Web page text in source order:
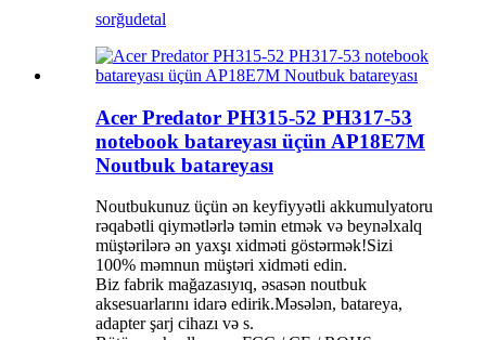
sorğudetal
Acer Predator PH315-52 PH317-53
notebook batareyası üçün AP18E7M
Noutbuk batareyası
Noutbukunuz üçün ən keyfiyyətli akkumulyatoru
rəqabətli qiymətlərlə təmin etmək və beynəlxalq
müştərilərə ən yaxşı xidməti göstərmək!Sizi
100% məmnun müştəri xidməti edin.
Biz fabrik mağazasıyıq, əsasən noutbuk
aksesuarlarını idarə edirik.Məsələn, batareya,
adapter şarj cihazı və s.